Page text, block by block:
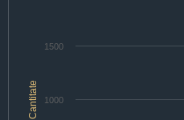
Cantitate 1000
1500